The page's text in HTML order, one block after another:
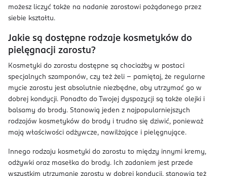
możesz liczyć także na nadanie zarostowi pożądanego przez
siebie kształtu.
Jakie są dostępne rodzaje kosmetyków do
pielęgnacji zarostu?
Kosmetyki do zarostu dostępne są chociażby w postaci
specjalnych szamponów, czy też żeli – pamiętaj, że regularne
mycie zarostu jest absolutnie niezbędne, aby utrzymać go w
dobrej kondycji. Ponadto do Twojej dyspozycji są także olejki i
balsamy do brody. Stanowią jeden z najpopularniejszych
rodzajów kosmetyków do brody i trudno się dziwić, ponieważ
mają właściwości odżywcze, nawilżające i pielęgnujące.
Innego rodzaju kosmetyki do zarostu to między innymi kremy,
odżywki oraz masełka do brody. Ich zadaniem jest przede
wszystkim utrzymanie zarostu w dobrej kondycji, stanowią też